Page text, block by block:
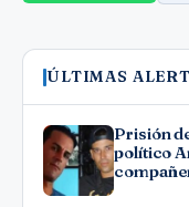
ÚLTIMAS
Prisión
político